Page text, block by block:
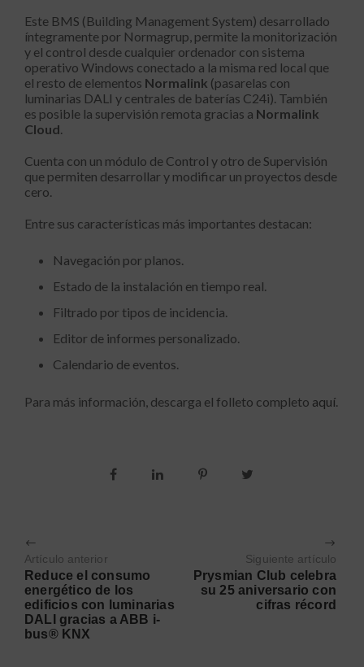
Este BMS (Building Management System) desarrollado
íntegramente por Normagrup, permite la monitorización
y el control desde cualquier ordenador con sistema
operativo Windows conectado a la misma red local que
el resto de elementos Normalink (pasarelas con
luminarias DALI y centrales de baterías C24i). También
es posible la supervisión remota gracias a Normalink
Cloud.
Cuenta con un módulo de Control y otro de Supervisión
que permiten desarrollar y modificar un proyectos desde
cero.
Entre sus características más importantes destacan:
Navegación por planos.
Estado de la instalación en tiempo real.
Filtrado por tipos de incidencia.
Editor de informes personalizado.
Calendario de eventos.
Para más información, descarga el folleto completo aquí.
Artículo anterior
Reduce el consumo
energético de los
edificios con luminarias
DALI gracias a ABB i-
bus® KNX
Siguiente artículo
Prysmian Club celebra
su 25 aniversario con
cifras récord